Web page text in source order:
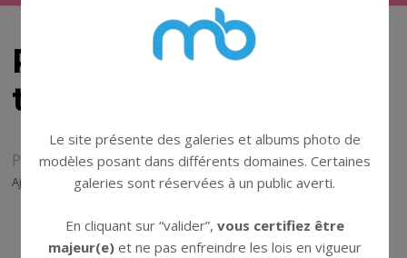
Recherche pour
thème **mariage**
Photographes
Ajouté le 6 janvier 2024 par FaxBiz
Détails
Le site présente des galeries et albums photo de
modèles posant dans différents domaines. Certaines
galeries sont réservées à un public averti.
En cliquant sur “valider”, vous certifiez être
majeur(e)et ne pas enfreindre les lois en vigueur